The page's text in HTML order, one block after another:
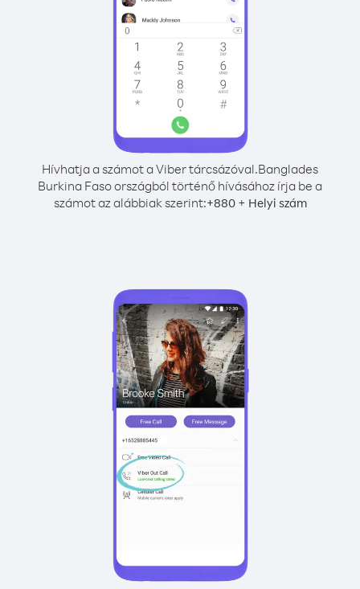
Hívhatja a számot a Viber tárcsázóval.Banglades
Burkina Faso országból történő hívásához írja be a
számot az alábbiak szerint:+880+ Helyi szám